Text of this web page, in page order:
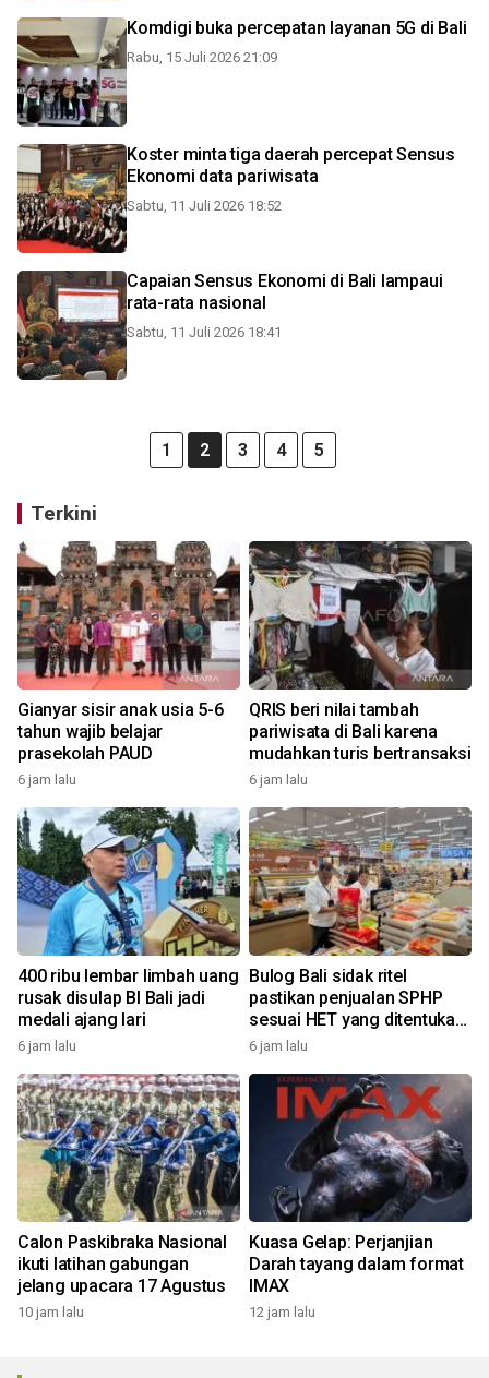
Komdigi buka percepatan layanan 5G di Bali
Rabu, 15 Juli 2026 21:09
Koster minta tiga daerah percepat Sensus
Ekonomi data pariwisata
Sabtu, 11 Juli 2026 18:52
Capaian Sensus Ekonomi di Bali lampaui
rata-rata nasional
Sabtu, 11 Juli 2026 18:41
1 2 3 4 5
Terkini
Gianyar sisir anak usia 5-6
tahun wajib belajar
prasekolah PAUD
6 jam lalu
QRIS beri nilai tambah
pariwisata di Bali karena
mudahkan turis bertransaksi
6 jam lalu
400 ribu lembar limbah uang
rusak disulap BI Bali jadi
medali ajang lari
6 jam lalu
Bulog Bali sidak ritel
pastikan penjualan SPHP
sesuai HET yang ditentukan
pemerintah
6 jam lalu
Calon Paskibraka Nasional
ikuti latihan gabungan
jelang upacara 17 Agustus
10 jam lalu
Kuasa Gelap: Perjanjian
Darah tayang dalam format
IMAX
12 jam lalu